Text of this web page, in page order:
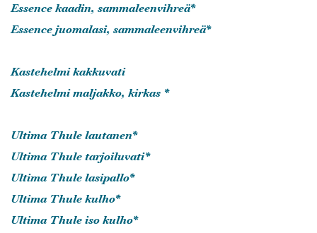
Essence kaadin, sammaleenvihreä*
Essence juomalasi, sammaleenvihreä*
Kastehelmi kakkuvati
Kastehelmi maljakko, kirkas *
Ultima Thule lautanen*
Ultima Thule tarjoiluvati*
Ultima Thule lasipallo*
Ultima Thule kulho*
Ultima Thule iso kulho*